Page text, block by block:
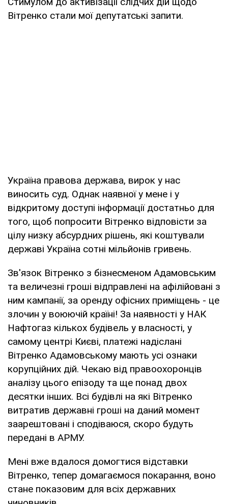
Вітренко стали мої депутатські запити.
Україна правова держава, вирок у нас
виносить суд. Однак наявної у мене і у
відкритому доступі інформації достатньо для
того, щоб попросити Вітренко відповісти за
цілу низку абсурдних рішень, які коштували
державі Україна сотні мільйонів гривень.
Зв'язок Вітренко з бізнесменом Адамовським
та величезні гроші відправлені на афілійовані з
ним кампанії, за оренду офісних приміщень - це
злочин у воюючій країні! За наявності у НАК
Нафтогаз кількох будівель у власності, у
самому центрі Києві, платежі надіслані
Вітренко Адамовському мають усі ознаки
корупційних дій. Чекаю від правоохоронців
аналізу цього епізоду та ще понад двох
десятки інших. Всі будівлі на які Вітренко
витратив державні гроші на даний момент
заарештовані і сподіваюся, скоро будуть
передані в АРМУ.
Мені вже вдалося домогтися відставки
Вітренко, тепер домагаємося покарання, воно
стане показовим для всіх державних